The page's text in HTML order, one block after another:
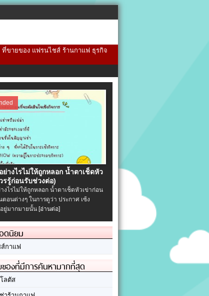
ที่ขายของ แฟรนไชส์ ร้านกาแฟ ธุรกิจ
ย่างไรไม่ให้ถูกหลอก น้ำตาเช็ดหัว
รรู้ก่อนรับช่วงต่อ)
างไรไม่ให้ถูกหลอก น้ำตาเช็ดหัวเข่าก่อน
ตอนต่างๆ ในการดูว่า ประกาศ เซ้ง
ยู่มากมายนั้น [อ่านต่อ]
ดนิยม
กาแฟ
ของที่มีการค้นหามากที่สุด
ลตัส